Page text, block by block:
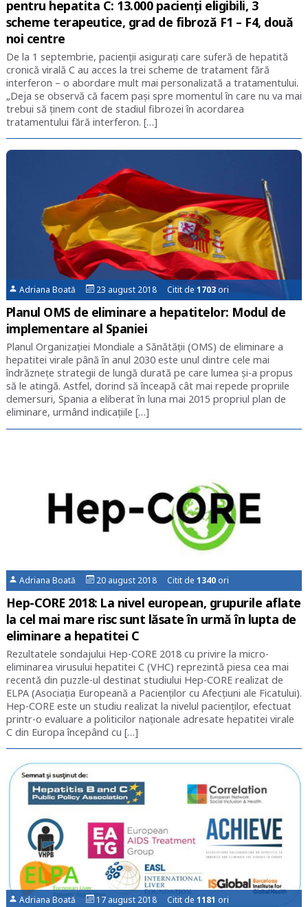
pentru hepatita C: 13.000 pacienți eligibili, 3
scheme terapeutice, grad de fibroză F1 – F4, două
noi centre
De la 1 septembrie, pacienții asigurați care suferă de hepatită
cronică virală C au acces la trei scheme de tratament fără
interferon – o abordare mult mai personalizată a tratamentului.
„Deja se observă că facem pași spre momentul în care nu va mai
trebui să ţinem cont de stadiul fibrozei în acordarea
tratamentului fără interferon. […]
Adriana Boată 23 august 2018 Citit de1703ori
Planul OMS de eliminare a hepatitelor: Modul de
implementare al Spaniei
Planul Organizației Mondiale a Sănătății (OMS) de eliminare a
hepatitei virale până în anul 2030 este unul dintre cele mai
îndrăznețe strategii de lungă durată pe care lumea și-a propus
să le atingă. Astfel, dorind să înceapă cât mai repede propriile
demersuri, Spania a eliberat în luna mai 2015 propriul plan de
eliminare, urmând indicațiile […]
Adriana Boată 20 august 2018 Citit de1340 ori
Hep-CORE 2018: La nivel european, grupurile aflate
la cel mai mare risc sunt lăsate în urmă în lupta de
eliminare a hepatitei C
Rezultatele sondajului Hep-CORE 2018 cu privire la micro-
eliminarea virusului hepatitei C (VHC) reprezintă piesa cea mai
recentă din puzzle-ul destinat studiului Hep-CORE realizat de
ELPA (Asociaţia Europeană a Pacienţilor cu Afecţiuni ale Ficatului).
Hep-CORE este un studiu realizat la nivelul pacienţilor, efectuat
printr-o evaluare a politicilor naţionale adresate hepatitei virale
C din Europa începând cu […]
Adriana Boată 17 august 2018 Citit de1181 ori